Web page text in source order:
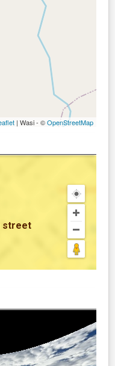
| Wasi - ©OpenStreetMap
street